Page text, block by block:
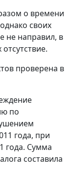
о времени
своих
не направил, в
проверена в
по
года, при
года. Сумма
составила